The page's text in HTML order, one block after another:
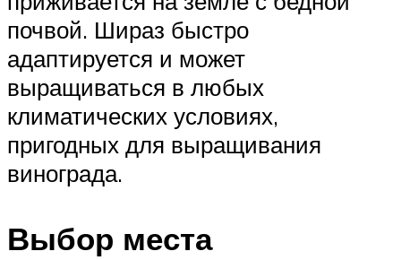
почвой. Шираз быстро
адаптируется и может
выращиваться в любых
климатических условиях,
пригодных для выращивания
винограда.
Выбор места